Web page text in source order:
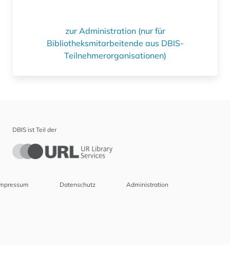
zur Administration (nur für
Bibliotheksmitarbeitende aus DBIS-
Teilnehmerorganisationen)
DBIS ist Teil der
Datenschutz Administration